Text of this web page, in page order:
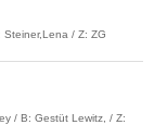
/ Z: ZG
/ B: Gestüt Lewitz, / Z: